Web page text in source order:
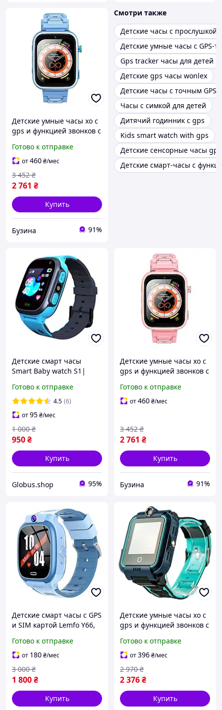
Детские умные часы xo с
gps и функцией звонков с
синий fresh
Готово к отправке
от460₴/мес
2 761 ₴
3 452 ₴
Купить
Бузина 91%
Смотри также
Детские часы с прослушкой
Детские умные часы с GPS-
Gps tracker часы для детей
Детские gps часы wonlex
Детские часы с точным GPS
Часы с симкой для детей
Дитячий годинник с gps
Kids smart watch with gps
Детские сенсорные часы gps
Детские смарт-часы с
Детские смарт часы
Smart Baby watch S1|
камерой, GPS трекером,
ярким дисплеем |
Голубой цвет
Готово к отправке
4.5 (6)
от95₴/мес
950₴
1 000 ₴
Купить
Globus.shop 95%
Детские умные часы xo с
gps и функцией звонков с
розовый mayak
Готово к отправке
от460₴/мес
2 761 ₴
3 452 ₴
Купить
Бузина 91%
Детские смарт часы с GPS
и SIM картой Lemfo Y66,
видеозвонком, камерой,
SOS и прослушиванием
Синий
Готово к отправке
от 180₴/мес
1 800₴
3 000 ₴
Купить
Детские умные часы xo с
gps и функцией звонков с
зеленый sea
Готово к отправке
от396₴/мес
2 376₴
2 970 ₴
Купить